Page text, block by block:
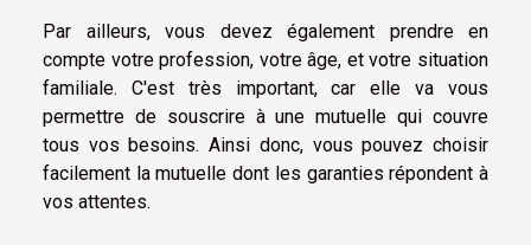
Par ailleurs, vous devez également prendre en
compte votre profession, votre âge, et votre situation
familiale. C'est très important, car elle va vous
permettre de souscrire à une mutuelle qui couvre
tous vos besoins. Ainsi donc, vous pouvez choisir
facilement la mutuelle dont les garanties répondent à
vos attentes.